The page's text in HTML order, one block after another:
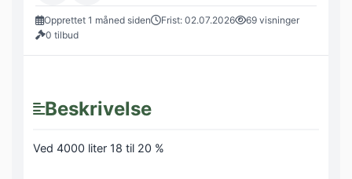
Opprettet 1 måned siden Frist: 02.07.2026
69 visninger
0 tilbud
Beskrivelse
Ved 4000 liter 18 til 20 %